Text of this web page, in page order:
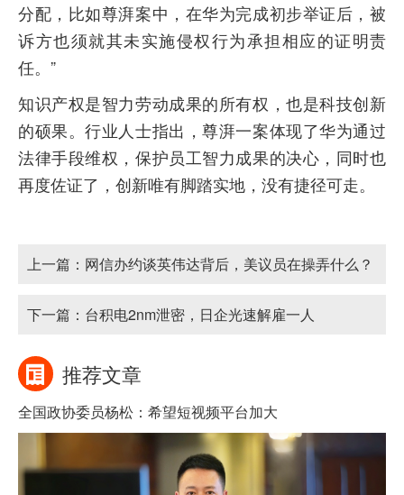
分配，比如尊湃案中，在华为完成初步举证后，被
诉方也须就其未实施侵权行为承担相应的证明责
任。”
知识产权是智力劳动成果的所有权，也是科技创新
的硕果。行业人士指出，尊湃一案体现了华为通过
法律手段维权，保护员工智力成果的决心，同时也
再度佐证了，创新唯有脚踏实地，没有捷径可走。
上一篇： 网信办约谈英伟达背后，美议员在操弄什么？
下一篇： 台积电2nm泄密，日企光速解雇一人
推荐文章
全国政协委员杨松：希望短视频平台加大